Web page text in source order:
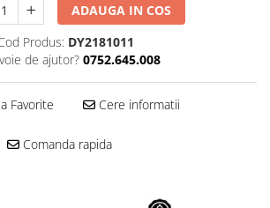
punctatoare
ADAUGA IN COS
Produs: DY2181011
de ajutor? 0752.645.008
Favorite Cere informatii
Comanda rapida